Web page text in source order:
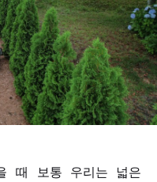
때 보통 우리는 넓은